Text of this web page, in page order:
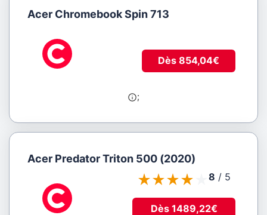
Dès 854,04€
Acer Chromebook Spin 713
;
8 / 5
Dès 1489,22€
Acer Predator Triton 500 (2020)